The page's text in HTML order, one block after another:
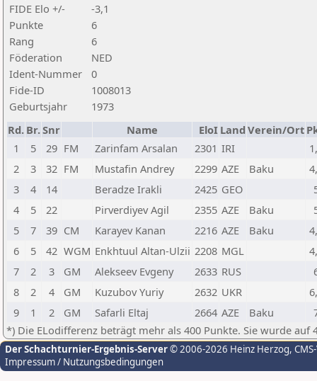
FIDE Elo +/-
-3,1
Punkte
6
Rang
6
Föderation
NED
Ident-Nummer
0
Fide-ID
1008013
Geburtsjahr
1973
Rd. Br.Snr Name EloI Land Verein/Ort
1
5 29 FM Zarinfam Arsalan 2301 IRI
2
3 32 FM Mustafin Andrey 2299 AZE Baku
3
4 14 Beradze Irakli 2425 GEO
4
5 22 Pirverdiyev Agil 2355 AZE Baku
5
7 39 CM Karayev Kanan 2216 AZE Baku
6
5 42 WGM Enkhtuul Altan-Ulzii 2208 MGL
7
2 3 GM Alekseev Evgeny 2633 RUS
8
2 4 GM Kuzubov Yuriy 2632 UKR
9
1 2 GM Safarli Eltaj 2664 AZE Baku
*) Die ELodifferenz beträgt mehr als 400 Punkte. Sie wurde auf
Der Schachturnier-Ergebnis-Server© 2006-2026 Heinz Herzog,
Impressum / Nutzungsbedingungen